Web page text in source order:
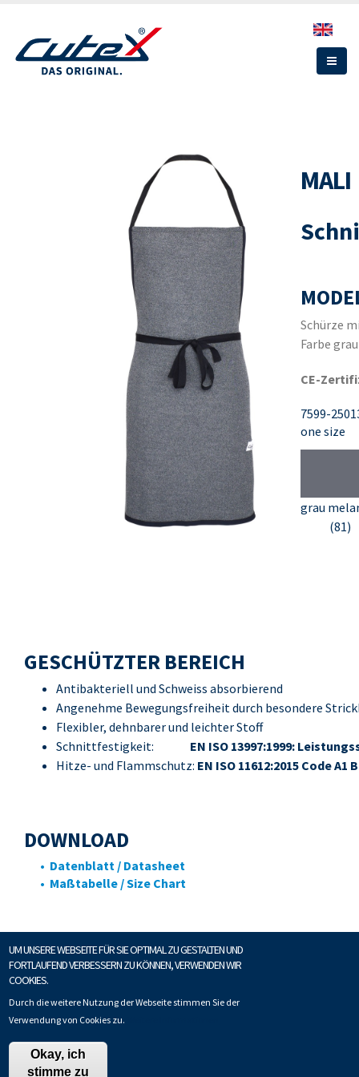
Inhalt
MALI
Schürze
Farbe
CE-
7599-
one size
grau
(81)
GESCHÜTZTER BEREICH
Antibakteriell und Schweiss absorbierend
Angenehme Bewegungsfreiheit durch besondere
Flexibler, dehnbarer und leichter Stoff
Schnittfestigkeit: EN ISO 13997:1999:
Hitze- und Flammschutz: EN ISO 11612:2015 Code A1
DOWNLOAD
• Datenblatt / Datasheet
• Maßtabelle / Size Chart
Copyright © Fuchshuber Techno-Tex GmbH Datenschutz
UM UNSERE WEBSEITE FÜR SIE OPTIMAL ZU GESTALTEN UND
FORTLAUFEND VERBESSERN ZU KÖNNEN, VERWENDEN WIR
COOKIES.
Durch die weitere Nutzung der Webseite stimmen Sie der
Verwendung von Cookies zu.
Okay, ich
stimme zu